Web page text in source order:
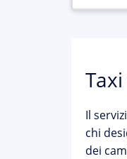
Il
chi
dei